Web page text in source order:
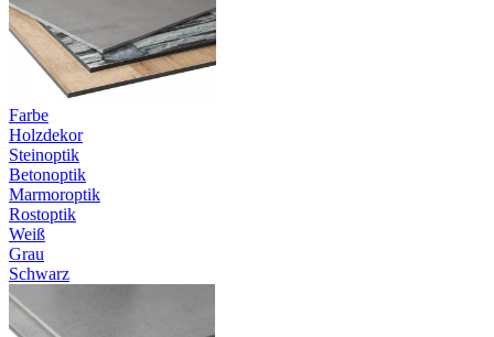
Farbe
Holzdekor
Steinoptik
Betonoptik
Marmoroptik
Rostoptik
Weiß
Grau
Schwarz